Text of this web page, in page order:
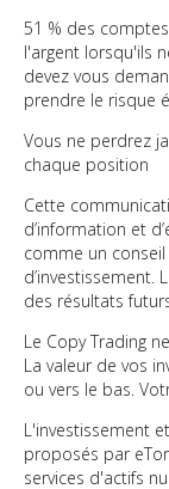
51 % des
l'argent lorsqu'ils
devez vous
prendre le risque
Vous ne perdrez
chaque position
Cette
d’information et
comme un
d’investissement.
des résultats
Le Copy Trading
La valeur de vos
ou vers le bas.
L'investissement
proposés par
services d'actifs